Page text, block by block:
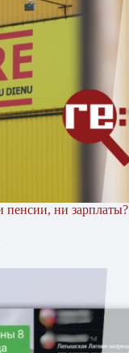
пенсии, ни зарплаты?